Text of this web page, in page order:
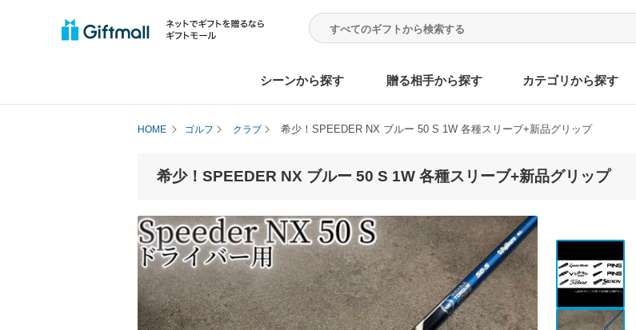
シーンから探す 贈る相手から探す カテゴリから探す
HOME ゴルフ クラブ 希少！SPEEDER NX ブルー 50 S 1W 各種スリーブ+新品グリップ
希少！SPEEDER NX ブルー 50 S 1W 各種スリーブ+新品グリップ